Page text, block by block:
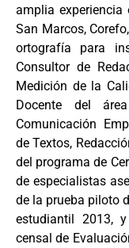
amplia experiencia
San Marcos,
ortografía para
Consultor de
Medición de la
Docente del
Comunicación
de Textos,
del programa de
de especialistas
de la prueba piloto
estudiantil 2013,
censal de